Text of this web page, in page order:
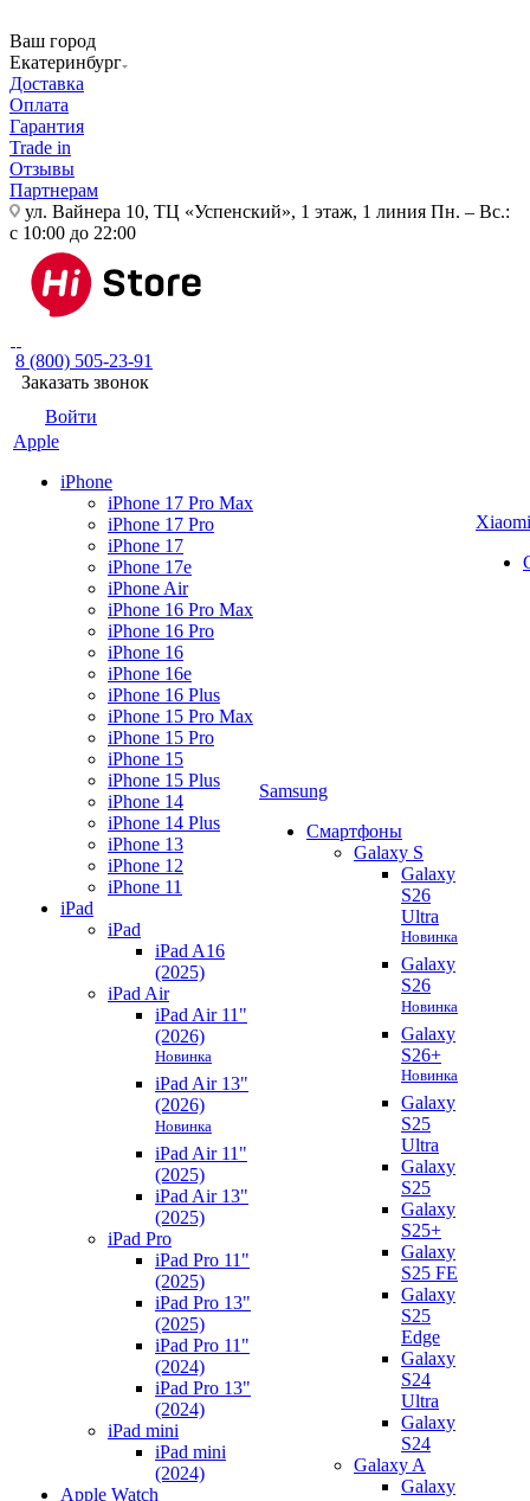
Ваш город
Екатеринбург
Доставка
Оплата
Гарантия
Trade in
Отзывы
Партнерам
ул. Вайнера 10, ТЦ «Успенский», 1 этаж, 1 линия Пн. – Вс.:
с 10:00 до 22:00
8 (800) 505-23-91
Заказать звонок
Войти
Apple
iPhone
iPhone 17 Pro Max
iPhone 17 Pro
iPhone 17
iPhone 17e
iPhone Air
iPhone 16 Pro Max
iPhone 16 Pro
iPhone 16
iPhone 16e
iPhone 16 Plus
iPhone 15 Pro Max
iPhone 15 Pro
iPhone 15
iPhone 15 Plus
iPhone 14
iPhone 14 Plus
iPhone 13
iPhone 12
iPhone 11
iPad
iPad
iPad A16
(2025)
iPad Air
iPad Air 11"
(2026)
Новинка
iPad Air 13"
(2026)
Новинка
iPad Air 11"
(2025)
iPad Air 13"
(2025)
iPad Pro
iPad Pro 11"
(2025)
iPad Pro 13"
(2025)
iPad Pro 11"
(2024)
iPad Pro 13"
(2024)
iPad mini
iPad mini
(2024)
Apple Watch
Samsung
Смартфоны
Galaxy S
Galaxy
S26
Ultra
Новинка
Galaxy
S26
Новинка
Galaxy
S26+
Новинка
Galaxy
S25
Ultra
Galaxy
S25
Galaxy
S25+
Galaxy
S25 FE
Galaxy
S25
Edge
Galaxy
S24
Ultra
Galaxy
S24
Galaxy A
Galaxy
Xiaomi